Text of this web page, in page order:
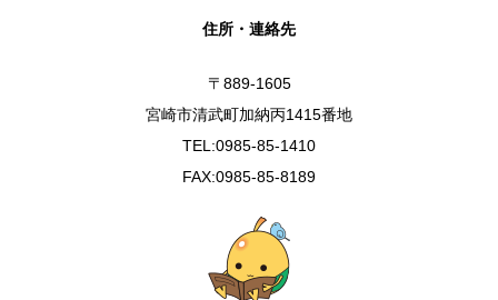
住所・連絡先
〒889-1605
宮崎市清武町加納丙1415番地
TEL:0985-85-1410
FAX:0985-85-8189